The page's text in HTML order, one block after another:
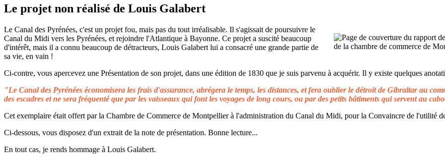
Le projet non réalisé de Louis Galabert
Le Canal des Pyrénées, c'est un projet fou, mais pas du tout irréalisable. Il s'agissait de poursuivre le
Canal du Midi vers les Pyrénées, et rejoindre l'Atlantique à Bayonne. Ce projet a suscité beaucoup
d'intérêt, mais il a connu beaucoup de détracteurs, Louis Galabert lui a consacré une grande partie de
sa vie, en vain !
Ci-contre, vous apercevez une Présentation de son projet, dans une édition de 1830 que je suis parvenu à acquérir. Il y existe quelques
"Le Canal des Pyrénées économisera les frais d'assurance, abrégera le temps, les distances, et fera oublier le détroit de Gibraltar au
des escadres et ne sera fréquenté que par les vaisseaux qui font les voyages de long cours, ou par des petits bâtiments qui servent au
Cet exemplaire était offert par la Chambre de Commerce de Montpellier à l'administration du Canal du Midi, pour la Convaincre de l'utilité
Ci-dessous, vous disposez d'un extrait de la note de présentation. Bonne lecture...
En tout cas, je rends hommage à Louis Galabert.